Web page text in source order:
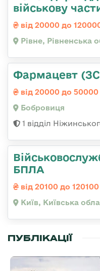
військову
від 20000 до
Рівне, Рівненська
Фармацевт
від 20000 до 50000
Бобровиця
1 відділ
БПЛА
від 20100 до
Київ, Київська
ПУБЛІКАЦІЇ